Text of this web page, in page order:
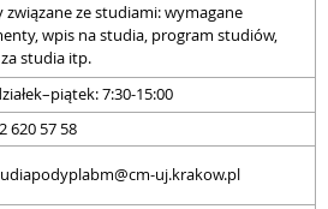
związane ze studiami: wymagane
wpis na studia, program studiów,
studia itp.
7:30-15:00
620 57 58
uj.krakow.pl